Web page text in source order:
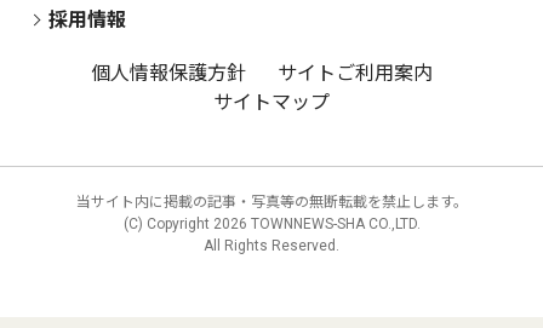
採用情報
個人情報保護方針
サイトご利用案内
サイトマップ
当サイト内に掲載の記事・写真等の無断転載を禁止します。
(C) Copyright 2026 TOWNNEWS-SHA CO.,LTD.
All Rights Reserved.